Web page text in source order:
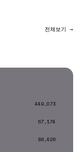
전체보기 →
449,073
67,174
88,426